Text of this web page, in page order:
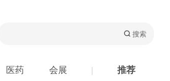
医药 会展 | 推荐